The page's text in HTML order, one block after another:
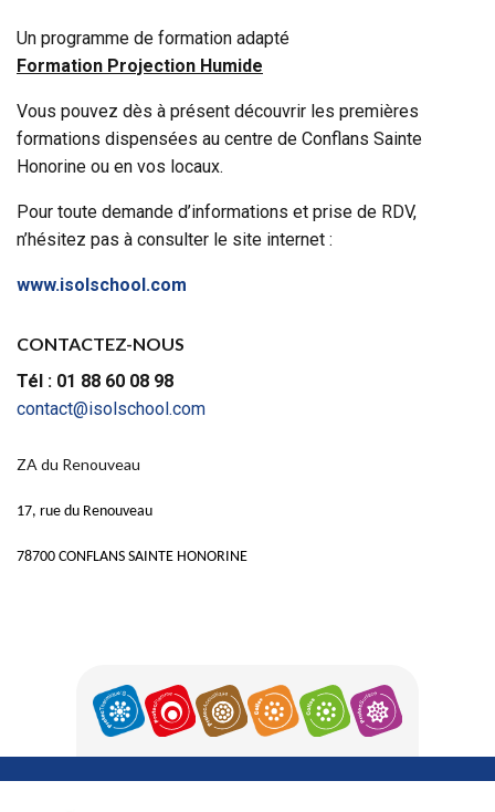
Un programme de formation adapté
Formation Projection Humide
Vous pouvez dès à présent découvrir les premières
formations dispensées au centre de Conflans Sainte
Honorine ou en vos locaux.
Pour toute demande d’informations et prise de RDV,
n’hésitez pas à consulter le site internet :
www.isolschool.com
CONTACTEZ-NOUS
Tél : 01 88 60 08 98
contact@isolschool.com
ZA du Renouveau
17, rue du Renouveau
78700 CONFLANS SAINTE HONORINE